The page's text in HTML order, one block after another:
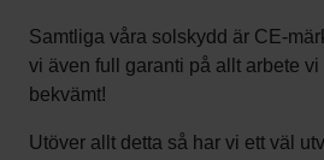
Samtliga våra solskydd är CE-
vi även full garanti på allt arbete vi
bekvämt!
Utöver allt detta så har vi ett väl